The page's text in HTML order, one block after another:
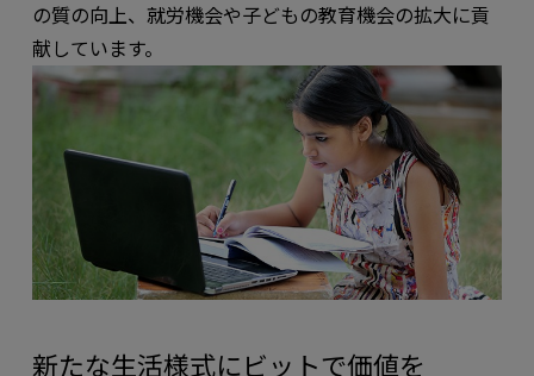
の質の向上、就労機会や子どもの教育機会の拡大に貢
献しています。
新たな生活様式にビットで価値を